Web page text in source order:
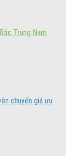
Trung Nam
chuyến giá ưu